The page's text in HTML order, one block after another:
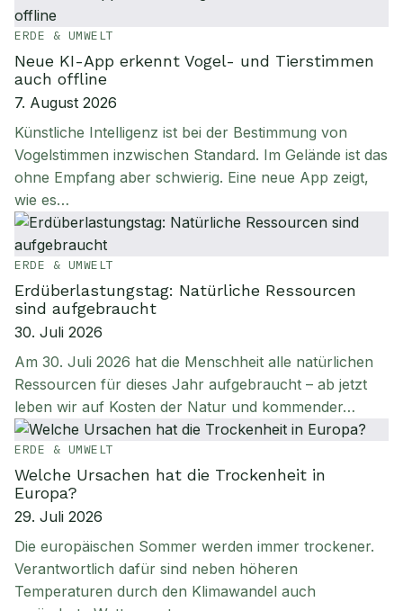
ERDE & UMWELT
Neue KI-App erkennt Vogel- und Tierstimmen
auch offline
7. August 2026
Künstliche Intelligenz ist bei der Bestimmung von
Vogelstimmen inzwischen Standard. Im Gelände ist das
ohne Empfang aber schwierig. Eine neue App zeigt,
wie es…
ERDE & UMWELT
Erdüberlastungstag: Natürliche Ressourcen
sind aufgebraucht
30. Juli 2026
Am 30. Juli 2026 hat die Menschheit alle natürlichen
Ressourcen für dieses Jahr aufgebraucht – ab jetzt
leben wir auf Kosten der Natur und kommender…
ERDE & UMWELT
Welche Ursachen hat die Trockenheit in
Europa?
29. Juli 2026
Die europäischen Sommer werden immer trockener.
Verantwortlich dafür sind neben höheren
Temperaturen durch den Klimawandel auch